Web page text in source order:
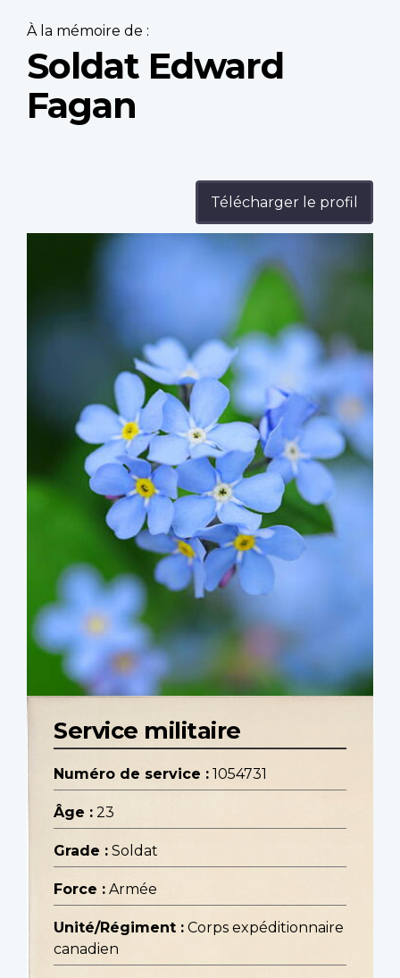
À la mémoire de :
Soldat Edward
Fagan
Télécharger le profil
Service militaire
Numéro de service : 1054731
Âge : 23
Grade : Soldat
Force : Armée
Unité/Régiment : Corps expéditionnaire
canadien